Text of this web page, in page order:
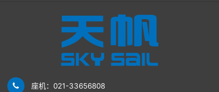
座机：021-33656808